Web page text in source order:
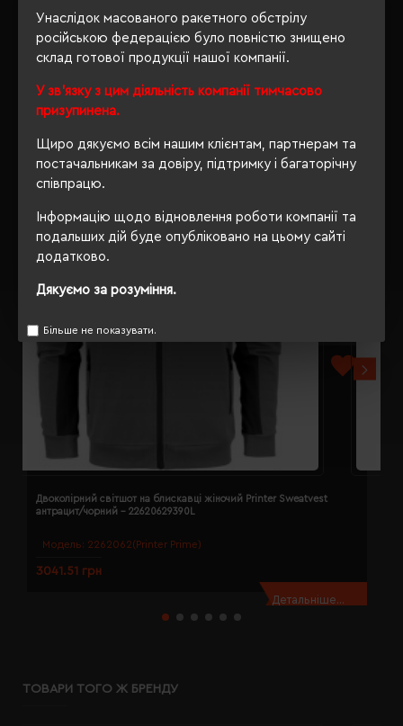
Унаслідок масованого ракетного обстрілу
російською федерацією було повністю знищено
склад готової продукції нашої компанії.
У зв'язку з цим діяльність компанії тимчасово
призупинена.
Щиро дякуємо всім нашим клієнтам, партнерам та
постачальникам за довіру, підтримку і багаторічну
співпрацю.
Інформацію щодо відновлення роботи компанії та
подальших дій буде опубліковано на цьому сайті
додатково.
Дякуємо за розуміння.
Більше не показувати.
ВІДГУКИ
РЕКОМЕНДУЄМО
Модель: 2262062(Printer Prime)
Двоколірний світшот на блискавці жіночий Printer Sweatvest
антрацит/чорний - 22620629390L
3041.51 грн
Детальніше...
ТОВАРИ ТОГО Ж БРЕНДУ